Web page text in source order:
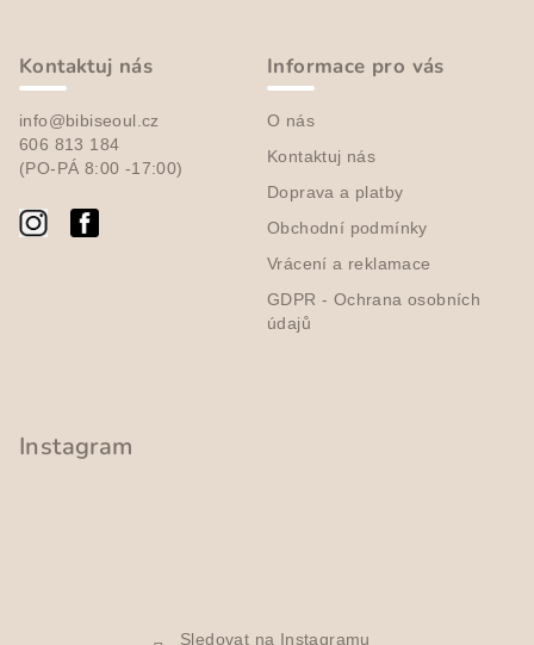
í
p
r
k
y
v
ý
p
i
s
Kontaktuj nás
info@bibiseoul.cz
606 813 184
(PO-PÁ 8:00 -17:00)
Informace pro vás
O nás
Kontaktuj nás
Doprava a platby
Obchodní podmínky
Vrácení a reklamace
GDPR - Ochrana osobních
údajů
Instagram
Sledovat na Instagramu